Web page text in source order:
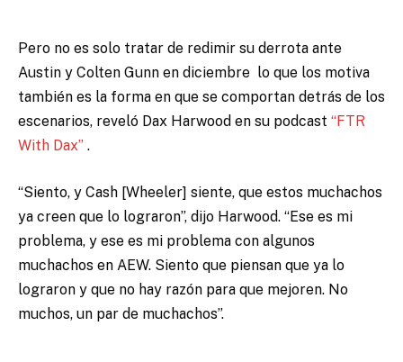
Pero no es solo tratar de redimir su derrota ante
Austin y Colten Gunn en diciembre lo que los motiva
también es la forma en que se comportan detrás de los
escenarios, reveló Dax Harwood en su podcast “FTR
With Dax” .
“Siento, y Cash [Wheeler] siente, que estos muchachos
ya creen que lo lograron”, dijo Harwood. “Ese es mi
problema, y ​​ese es mi problema con algunos
muchachos en AEW. Siento que piensan que ya lo
lograron y que no hay razón para que mejoren. No
muchos, un par de muchachos”.